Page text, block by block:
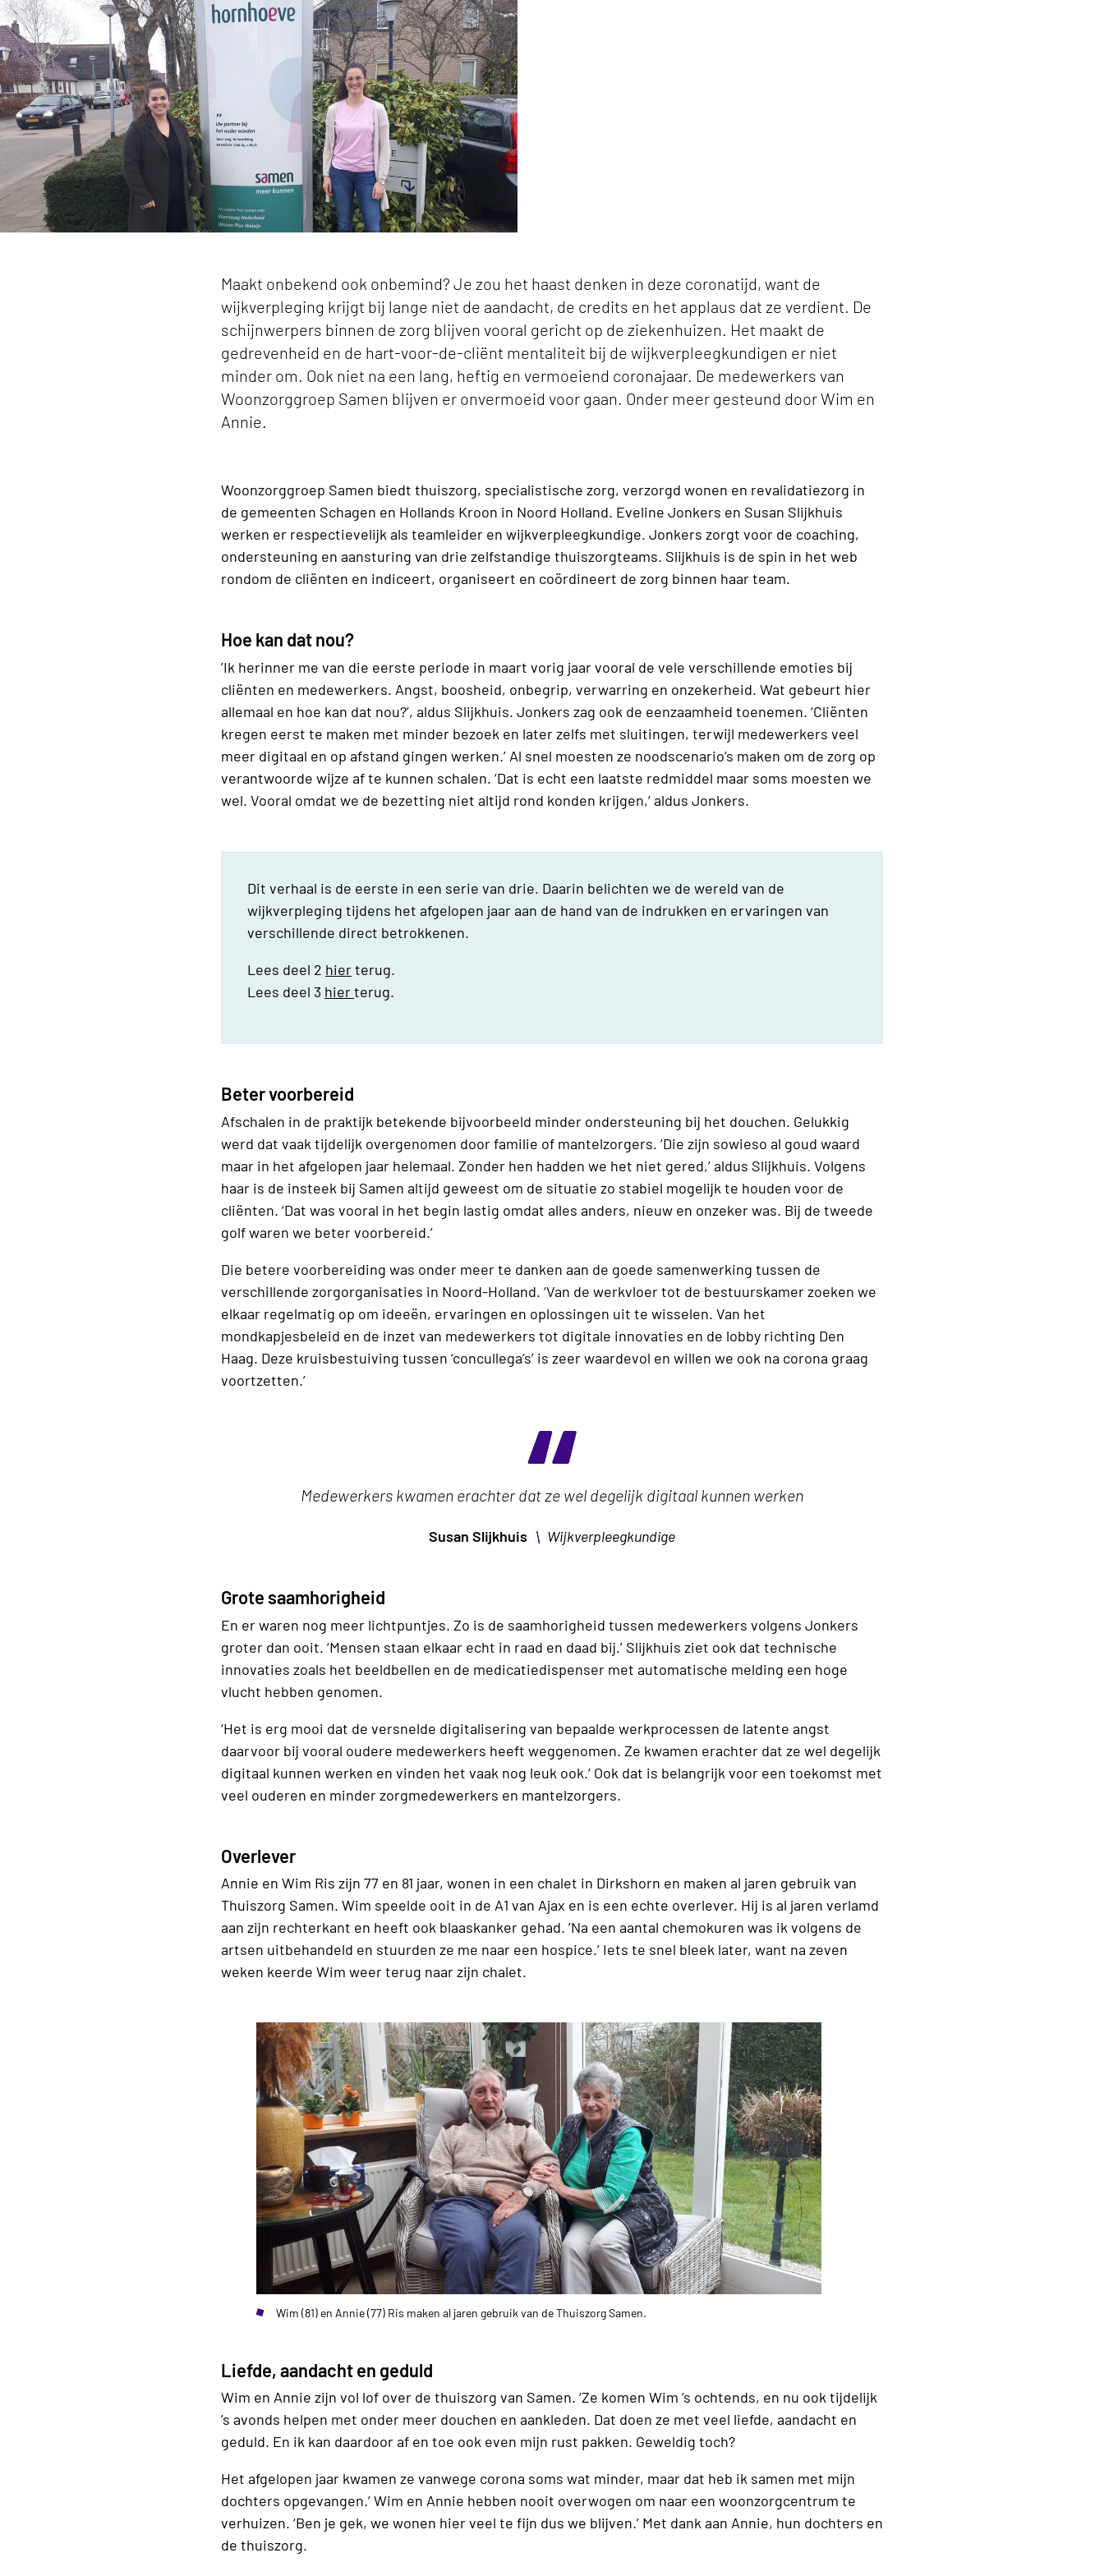
Wijkverpleging toont saamhorigheid en veerkracht keyvisual
Maakt onbekend ook onbemind? Je zou het haast denken in deze coronatijd, want de
wijkverpleging krijgt bij lange niet de aandacht, de credits en het applaus dat ze verdient. De
schijnwerpers binnen de zorg blijven vooral gericht op de ziekenhuizen. Het maakt de
gedrevenheid en de hart-voor-de-cliënt mentaliteit bij de wijkverpleegkundigen er niet
minder om. Ook niet na een lang, heftig en vermoeiend coronajaar. De medewerkers van
Woonzorggroep Samen blijven er onvermoeid voor gaan. Onder meer gesteund door Wim en
Annie.
Woonzorggroep Samen biedt thuiszorg, specialistische zorg, verzorgd wonen en revalidatiezorg in
de gemeenten Schagen en Hollands Kroon in Noord Holland. Eveline Jonkers en Susan Slijkhuis
werken er respectievelijk als teamleider en wijkverpleegkundige. Jonkers zorgt voor de coaching,
ondersteuning en aansturing van drie zelfstandige thuiszorgteams. Slijkhuis is de spin in het web
rondom de cliënten en indiceert, organiseert en coördineert de zorg binnen haar team.
Hoe kan dat nou?
’Ik herinner me van die eerste periode in maart vorig jaar vooral de vele verschillende emoties bij
cliënten en medewerkers. Angst, boosheid, onbegrip, verwarring en onzekerheid. Wat gebeurt hier
allemaal en hoe kan dat nou?’, aldus Slijkhuis. Jonkers zag ook de eenzaamheid toenemen. ‘Cliënten
kregen eerst te maken met minder bezoek en later zelfs met sluitingen, terwijl medewerkers veel
meer digitaal en op afstand gingen werken.’ Al snel moesten ze noodscenario’s maken om de zorg op
verantwoorde wijze af te kunnen schalen. ‘Dat is echt een laatste redmiddel maar soms moesten we
wel. Vooral omdat we de bezetting niet altijd rond konden krijgen,’ aldus Jonkers.
Dit verhaal is de eerste in een serie van drie. Daarin belichten we de wereld van de
wijkverpleging tijdens het afgelopen jaar aan de hand van de indrukken en ervaringen van
verschillende direct betrokkenen.
Lees deel 2 hierterug.
Lees deel 3 hierterug.
Beter voorbereid
Afschalen in de praktijk betekende bijvoorbeeld minder ondersteuning bij het douchen. Gelukkig
werd dat vaak tijdelijk overgenomen door familie of mantelzorgers. ‘Die zijn sowieso al goud waard
maar in het afgelopen jaar helemaal. Zonder hen hadden we het niet gered,’ aldus Slijkhuis. Volgens
haar is de insteek bij Samen altijd geweest om de situatie zo stabiel mogelijk te houden voor de
cliënten. ‘Dat was vooral in het begin lastig omdat alles anders, nieuw en onzeker was. Bij de tweede
golf waren we beter voorbereid.’
Die betere voorbereiding was onder meer te danken aan de goede samenwerking tussen de
verschillende zorgorganisaties in Noord-Holland. ‘Van de werkvloer tot de bestuurskamer zoeken we
elkaar regelmatig op om ideeën, ervaringen en oplossingen uit te wisselen. Van het
mondkapjesbeleid en de inzet van medewerkers tot digitale innovaties en de lobby richting Den
Haag. Deze kruisbestuiving tussen ‘concullega’s’ is zeer waardevol en willen we ook na corona graag
voortzetten.’
Medewerkers kwamen erachter dat ze wel degelijk digitaal kunnen werken
Susan Slijkhuis \ Wijkverpleegkundige
Grote saamhorigheid
En er waren nog meer lichtpuntjes. Zo is de saamhorigheid tussen medewerkers volgens Jonkers
groter dan ooit. ‘Mensen staan elkaar echt in raad en daad bij.’ Slijkhuis ziet ook dat technische
innovaties zoals het beeldbellen en de medicatiedispenser met automatische melding een hoge
vlucht hebben genomen.
‘Het is erg mooi dat de versnelde digitalisering van bepaalde werkprocessen de latente angst
daarvoor bij vooral oudere medewerkers heeft weggenomen. Ze kwamen erachter dat ze wel degelijk
digitaal kunnen werken en vinden het vaak nog leuk ook.‘ Ook dat is belangrijk voor een toekomst met
veel ouderen en minder zorgmedewerkers en mantelzorgers.
Overlever
Annie en Wim Ris zijn 77 en 81 jaar, wonen in een chalet in Dirkshorn en maken al jaren gebruik van
Thuiszorg Samen. Wim speelde ooit in de A1 van Ajax en is een echte overlever. Hij is al jaren verlamd
aan zijn rechterkant en heeft ook blaaskanker gehad. ’Na een aantal chemokuren was ik volgens de
artsen uitbehandeld en stuurden ze me naar een hospice.’ Iets te snel bleek later, want na zeven
weken keerde Wim weer terug naar zijn chalet.
Wim (81) en Annie (77) Ris maken al jaren gebruik van de Thuiszorg Samen.
Liefde, aandacht en geduld
Wim en Annie zijn vol lof over de thuiszorg van Samen. ‘Ze komen Wim ’s ochtends, en nu ook tijdelijk
’s avonds helpen met onder meer douchen en aankleden. Dat doen ze met veel liefde, aandacht en
geduld. En ik kan daardoor af en toe ook even mijn rust pakken. Geweldig toch?
Het afgelopen jaar kwamen ze vanwege corona soms wat minder, maar dat heb ik samen met mijn
dochters opgevangen.’ Wim en Annie hebben nooit overwogen om naar een woonzorgcentrum te
verhuizen. ‘Ben je gek, we wonen hier veel te fijn dus we blijven.’ Met dank aan Annie, hun dochters en
de thuiszorg.